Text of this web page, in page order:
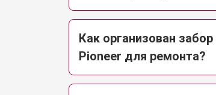
Как организован
Pioneer для ремонта?